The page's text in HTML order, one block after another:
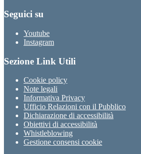
Seguici su
Youtube
Instagram
Sezione Link Utili
Cookie policy
Note legali
Informativa Privacy
Ufficio Relazioni con il Pubblico
Dichiarazione di accessibilità
Obiettivi di accessibilità
Whistleblowing
Gestione consensi cookie